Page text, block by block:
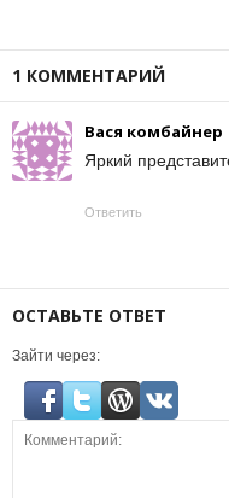
1 КОММЕНТАРИЙ
Вася комбайнер
Яркий
Ответить
ОСТАВЬТЕ ОТВЕТ
Зайти через: